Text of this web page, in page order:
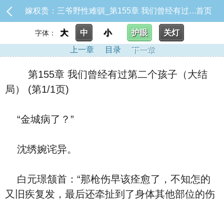
嫁权贵：三爷野性难驯_第155章 我们曾经有过第二个孩子（大结局）首页
字体： 大 中 小 护眼
关灯
上一章
目录 下一章
第155章 我们曾经有过第二个孩子（大结
局） (第1/1页)
“金城病了？”
沈绣婉诧异。
白元璟颔首：“那枪伤早该痊愈了，不知怎的
又旧疾复发，最后还牵扯到了身体其他部位的伤